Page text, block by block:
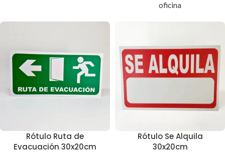
oficina
Rótulo Ruta de
Evacuación 30x20cm
Rótulo Se Alquila
30x20cm